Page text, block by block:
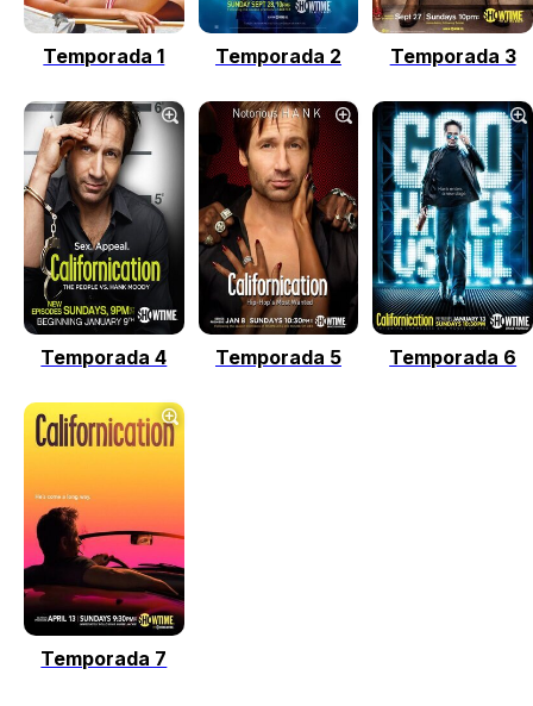
Temporada 1 Temporada 2 Temporada 3
Temporada 4 Temporada 5 Temporada 6
Temporada 7